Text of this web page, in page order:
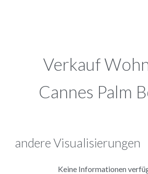
Verkauf
Cannes Palm
andere Visualisierungen
Keine Informationen